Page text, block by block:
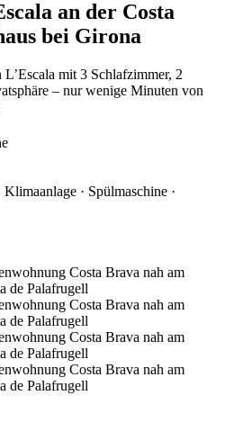
an der Costa
bei Girona
mit 3 Schlafzimmer, 2
– nur wenige Minuten von
· Spülmaschine ·